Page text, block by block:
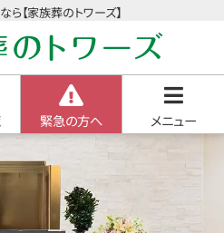
【家族葬のトワーズ】
緊急の方へ メニュー